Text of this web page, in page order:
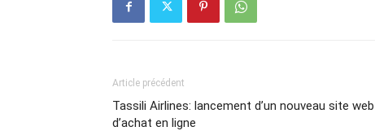
Article précédent
Tassili Airlines: lancement d’un nouveau site web
d’achat en ligne